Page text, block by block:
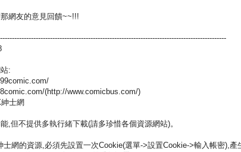
網友的意見回饋~~!!!
:
(http://www.comicbus.com/)
士網
,但不提供多執行緒下載(請多珍惜各個資源網站)。
士網的資源,必須先設置一次Cookie(選單->設置Cookie->輸入帳密),產